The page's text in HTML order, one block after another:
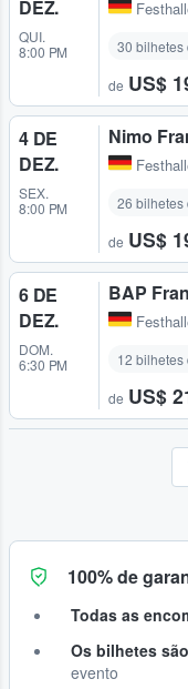
DEZ.
QUI.
8:00 PM
30 bilhetes
de US$
4 DE
DEZ.
SEX.
8:00 PM
Nimo
26 bilhetes
de US$
6 DE
DEZ.
DOM.
6:30 PM
BAP
12
de US$
100% de
Todas as
Os bilhetes
evento